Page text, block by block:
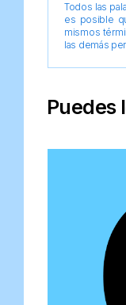
Todos las
es posible
mismos
las demás
Puedes